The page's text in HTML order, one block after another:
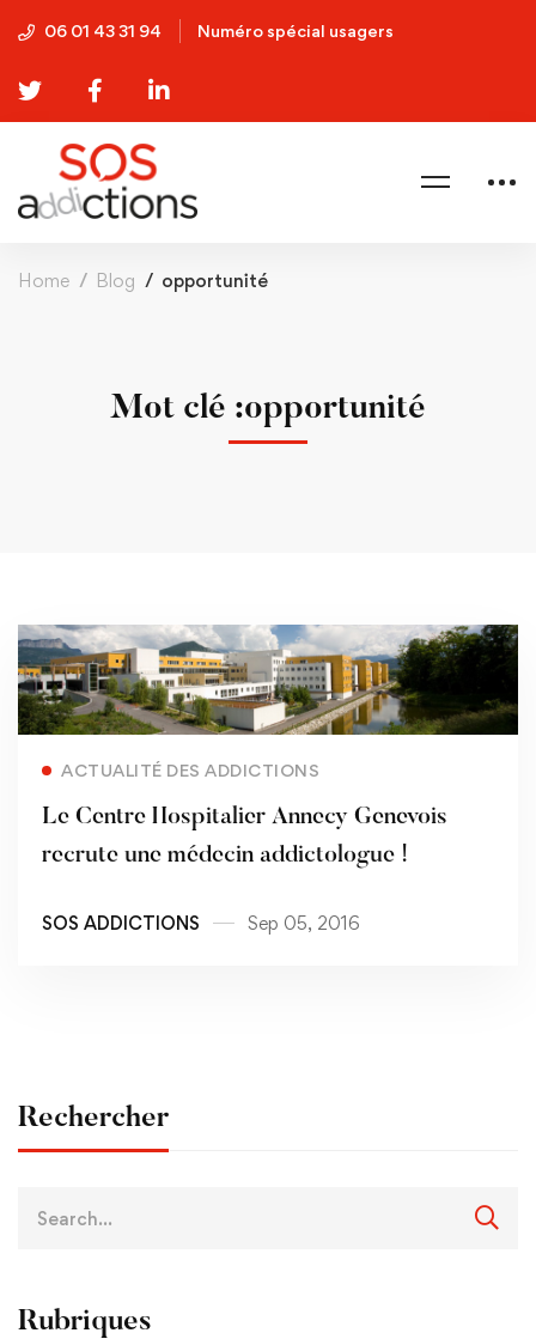
06 01 43 31 94 Numéro spécial usagers
Home Blog opportunité
Mot clé :opportunité
ACTUALITÉ DES ADDICTIONS
Le Centre Hospitalier Annecy Genevois
recrute une médecin addictologue !
SOS ADDICTIONS Sep 05, 2016
Rechercher
Rubriques